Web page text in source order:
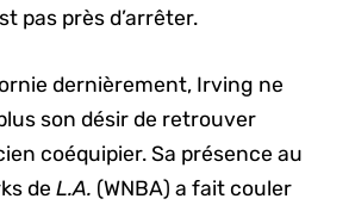
pas près d’arrêter.
dernièrement, Irving ne
son désir de retrouver
coéquipier. Sa présence au
deL.A. (WNBA) a fait couler